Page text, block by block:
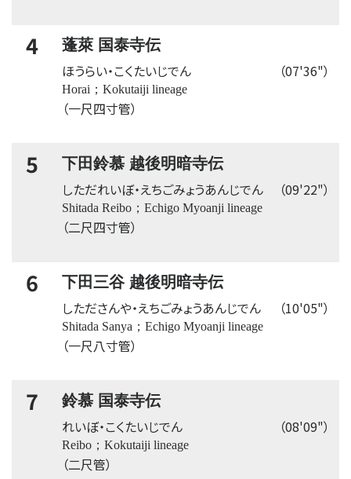
4 蓬萊 国泰寺伝
（07'36"）
ほうらい・こくたいじでん
Horai；Kokutaiji lineage
（一尺四寸管）
5 下田鈴慕 越後明暗寺伝
（09'22"）
しただれいぼ・えちごみょうあんじでん
Shitada Reibo；Echigo Myoanji lineage
（二尺四寸管）
6 下田三谷 越後明暗寺伝
（10'05"）
したださんや・えちごみょうあんじでん
Shitada Sanya；Echigo Myoanji lineage
（一尺八寸管）
7 鈴慕 国泰寺伝
（08'09"）
れいぼ・こくたいじでん
Reibo；Kokutaiji lineage
（二尺管）